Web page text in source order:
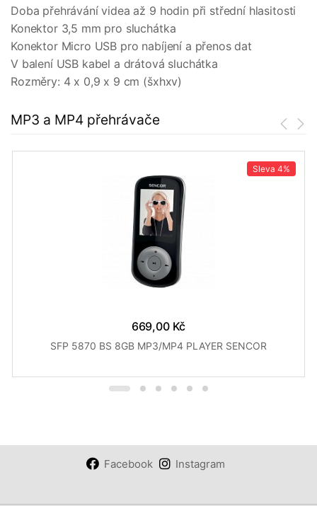
Doba přehrávání videa až 9 hodin při střední hlasitosti
Konektor 3,5 mm pro sluchátka
Konektor Micro USB pro nabíjení a přenos dat
V balení USB kabel a drátová sluchátka
Rozměry: 4 x 0,9 x 9 cm (šxhxv)
MP3 a MP4 přehrávače
Sleva 4%
669,00 Kč
SFP 5870 BS 8GB MP3/MP4 PLAYER SENCOR
Facebook Instagram